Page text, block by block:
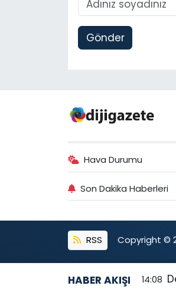
Gönder
Hava Durumu
Son Dakika Haberleri
RSS Copyright ©
HABER AKIŞI 14:08